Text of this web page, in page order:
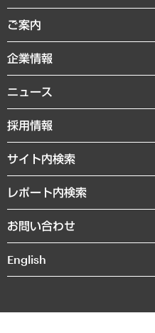
組織・人事戦略
デジタルイノベーション
共生・ダイバーシティ
GRC（ガバナンス・リスク・コンプ
経済・産業・雇用・労働
まちづくり・観光・交通・スポーツ・
自然資源・農林水産業・食料システム
経済調査
レポート
コラム
経営用語集
受託・受注実績（官公庁関連）
メディア掲載・出演
ご案内
セミナー・イベント情報
MUFGビジネスセミナー
受託案件情報
企業情報
私たちの想い
社長メッセージ
会社概要
沿革
組織図・本部部室紹介
インドネシア現地法人
個人情報保護方針
ニュース
ニュースリリース
お知らせ
採用情報
サイト内検索
レポート内検索
お問い合わせ
English